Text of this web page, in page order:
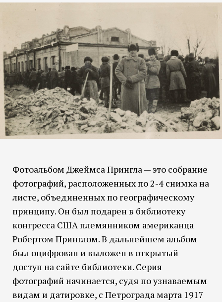
Фотоальбом Джеймса Прингла — это собрание
фотографий, расположенных по 2-4 снимка на
листе, объединенных по географическому
принципу. Он был подарен в библиотеку
конгресса США племянником американца
Робертом Принглом. В дальнейшем альбом
был оцифрован и выложен в открытый
доступ на сайте библиотеки. Серия
фотографий начинается, судя по узнаваемым
видам и датировке, с Петрограда марта 1917